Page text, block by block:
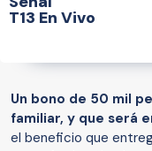
T13 En Vivo
Un bono de 50 mil
familiar, y que será
el beneficio que